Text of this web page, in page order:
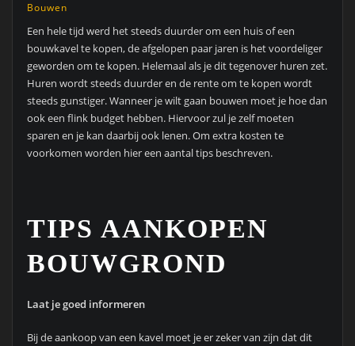
Bouwen
Een hele tijd werd het steeds duurder om een huis of een
bouwkavel te kopen, de afgelopen paar jaren is het voordeliger
geworden om te kopen. Helemaal als je dit tegenover huren zet.
Huren wordt steeds duurder en de rente om te kopen wordt
steeds gunstiger. Wanneer je wilt gaan bouwen moet je hoe dan
ook een flink budget hebben. Hiervoor zul je zelf moeten
sparen en je kan daarbij ook lenen. Om extra kosten te
voorkomen worden hier een aantal tips beschreven.
TIPS AANKOPEN
BOUWGROND
Laat je goed informeren
Bij de aankoop van een kavel moet je er zeker van zijn dat dit